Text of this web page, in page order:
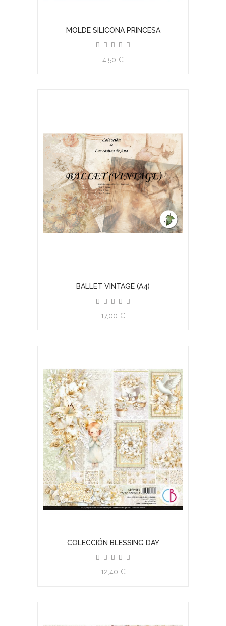
MOLDE SILICONA PRINCESA
4,50 €
BALLET VINTAGE (A4)
17,00 €
COLECCIÓN BLESSING DAY
12,40 €